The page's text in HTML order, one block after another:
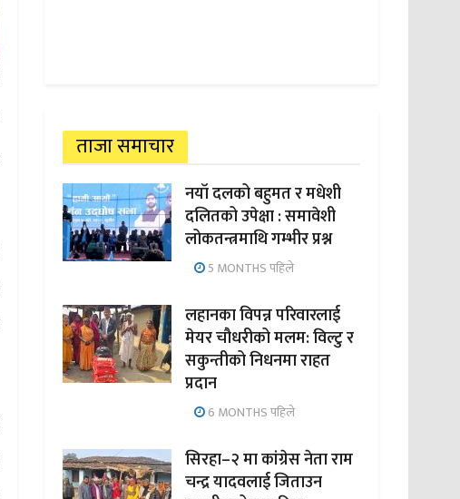
ताजा समाचार
नयाँ दलको बहुमत र मधेशी
दलितको उपेक्षा : समावेशी
लोकतन्त्रमाथि गम्भीर प्रश्न
5 MONTHS पहिले
लहानका विपन्न परिवारलाई
मेयर चौधरीको मलम: विल्टु र
सकुन्तीको निधनमा राहत
प्रदान
6 MONTHS पहिले
सिरहा–२ मा कांग्रेस नेता राम
चन्द्र यादवलाई जिताउन